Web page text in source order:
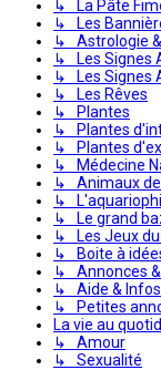
↳ La Pâte
↳ Les
↳ Astrologie
↳ Les Signes
↳ Les Signes
↳ Les Rêves
↳ Plantes
↳ Plantes
↳ Plantes
↳ Médecine
↳ Animaux de
↳
↳ Le grand
↳ Les Jeux
↳ Boite à
↳ Annonces
↳ Aide & Infos
↳ Petites
La vie au
↳ Amour
↳ Sexualité